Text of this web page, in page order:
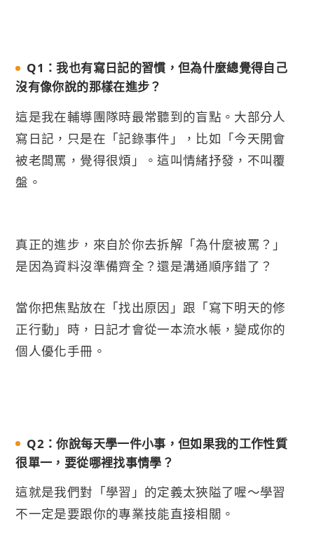
Q1：我也有寫日記的習慣，但為什麼總覺得自己
沒有像你說的那樣在進步？
這是我在輔導團隊時最常聽到的盲點。大部分人
寫日記，只是在「記錄事件」，比如「今天開會
被老闆罵，覺得很煩」。這叫情緒抒發，不叫覆
盤。
真正的進步，來自於你去拆解「為什麼被罵？」
是因為資料沒準備齊全？還是溝通順序錯了？
當你把焦點放在「找出原因」跟「寫下明天的修
正行動」時，日記才會從一本流水帳，變成你的
個人優化手冊。
Q2：你說每天學一件小事，但如果我的工作性質
很單一，要從哪裡找事情學？
這就是我們對「學習」的定義太狹隘了喔～學習
不一定是要跟你的專業技能直接相關。